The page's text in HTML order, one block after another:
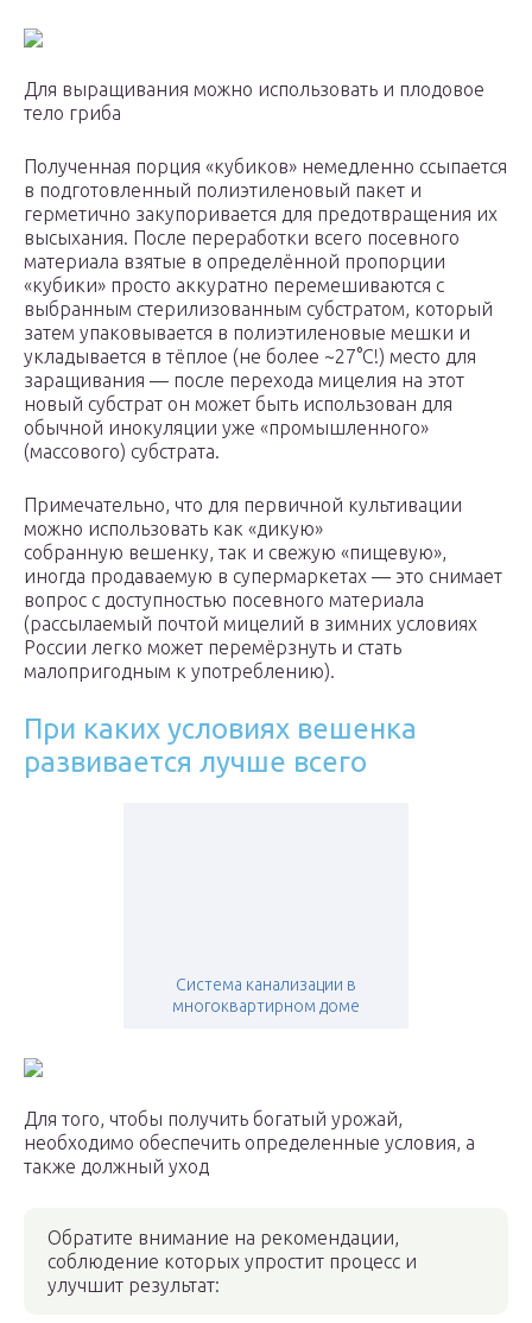
Для выращивания можно использовать и плодовое
тело гриба
Полученная порция «кубиков» немедленно ссыпается
в подготовленный полиэтиленовый пакет и
герметично закупоривается для предотвращения их
высыхания. После переработки всего посевного
материала взятые в определённой пропорции
«кубики» просто аккуратно перемешиваются с
выбранным стерилизованным субстратом, который
затем упаковывается в полиэтиленовые мешки и
укладывается в тёплое (не более ~27°C!) место для
заращивания — после перехода мицелия на этот
новый субстрат он может быть использован для
обычной инокуляции уже «промышленного»
(массового) субстрата.
Примечательно, что для первичной культивации
можно использовать как «дикую»
собранную вешенку, так и свежую «пищевую»,
иногда продаваемую в супермаркетах — это снимает
вопрос с доступностью посевного материала
(рассылаемый почтой мицелий в зимних условиях
России легко может перемёрзнуть и стать
малопригодным к употреблению).
При каких условиях вешенка
развивается лучше всего
Система канализации в
многоквартирном доме
Для того, чтобы получить богатый урожай,
необходимо обеспечить определенные условия, а
также должный уход
Обратите внимание на рекомендации,
соблюдение которых упростит процесс и
улучшит результат: